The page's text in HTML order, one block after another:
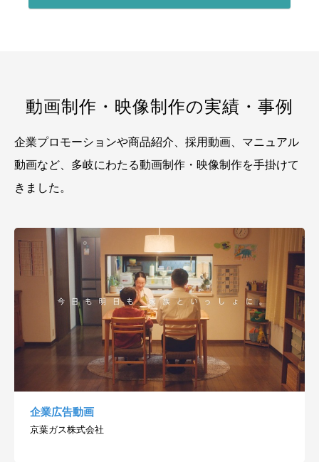
動画制作・映像制作の実績・事例
企業プロモーションや商品紹介、採用動画、マニュアル
動画など、 多岐にわたる動画制作・映像制作を手掛けて
きました。
企業広告動画
京葉ガス株式会社